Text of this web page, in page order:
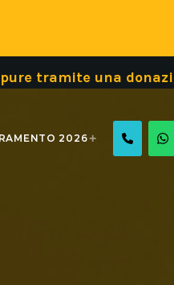
una donazione
2026